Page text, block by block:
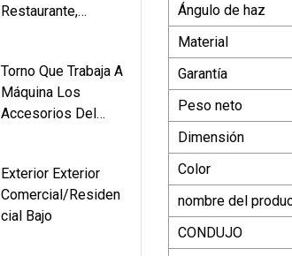
Restaurante,
Chocolate De 5
Capas
Torno Que Trabaja A
Máquina Los
Accesorios Del
Lámpara
Accesorios De
Iluminación De La
Exterior Exterior
Comercial/Residen
Cial Bajo
Ángulo de haz
Material
Garantía
Peso neto
Dimensión
Color
nombre del
CONDUJO